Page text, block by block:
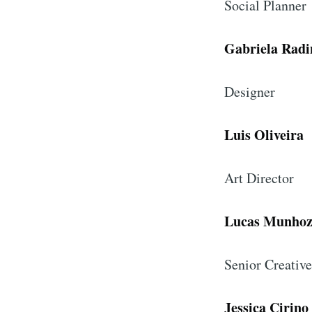
Social Planner
Gabriela
Designer
Luis Oliveira
Art Director
Lucas Munhoz
Senior Creative
Jessica Cirino